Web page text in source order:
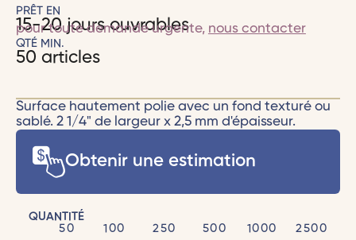
PRÊT EN
15-20 jours ouvrables
pour toute demande urgente, nous contacter
QTÉ MIN.
50 articles
Surface hautement polie avec un fond texturé ou
sablé. 2 1/4" de largeur x 2,5 mm d'épaisseur.
Obtenir une estimation
QUANTITÉ
50
100 250 500 1000 2500